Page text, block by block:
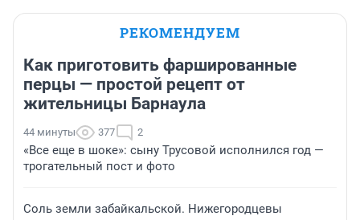
РЕКОМЕНДУЕМ
Как приготовить фаршированные
перцы — простой рецепт от
жительницы Барнаула
44 минуты 377 2
«Все еще в шоке»: сыну Трусовой исполнился год —
трогательный пост и фото
Соль земли забайкальской. Нижегородцевы